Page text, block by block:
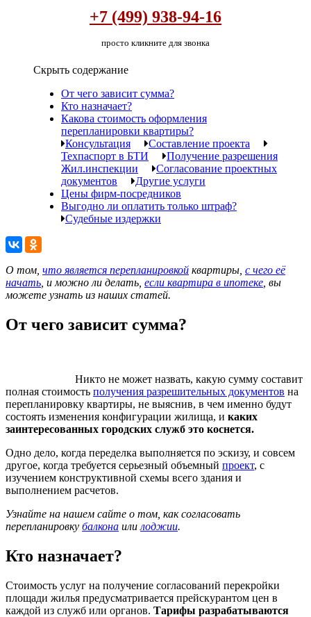
+7 (499) 938-94-16
просто кликните для звонка
Скрыть содержание
От чего зависит сумма?
Кто назначает?
Какова стоимость оформления
перепланировки квартиры?
Консультация
Составление проекта
Техпаспорт в БТИ
Получение разрешения
Жил.инспекции
Согласование проектных
документов
Другие услуги
Цены фирм-посредников
Выгодно ли оплатить только штраф?
Судебные издержки
О том, что является перепланировкой квартиры, с чего её
начать , и можно ли делать, если квартира в ипотеке , вы
можете узнать из наших статей.
От чего зависит сумма?
Никто не может назвать, какую сумму составит
полная стоимость получения разрешительных документов на
перепланировку квартиры, не выяснив, в чем именно будут
состоять изменения конфигурации жилища, и каких
заинтересованных городских служб это коснется.
Одно дело, когда переделка выполняется по эскизу, и совсем
другое, когда требуется серьезный объемный проект, с
изучением конструктивной схемы всего здания и
выполнением расчетов.
Узнайте на нашем сайте о том, как согласовать
перепланировку балкона или лоджии.
Кто назначает?
Стоимость услуг на получение согласований перекройки
площади жилья предусматривается прейскурантом цен в
каждой из служб или органов. Тарифы разрабатываются